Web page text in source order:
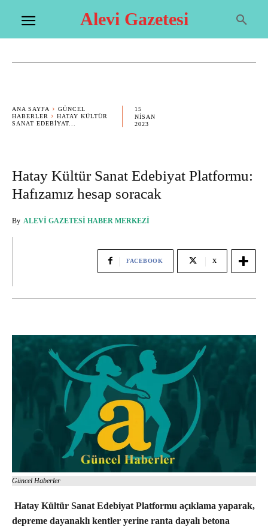
Alevi Gazetesi
ANA SAYFA
GÜNCEL
HABERLER
HATAY KÜLTÜR
SANAT EDEBIYAT...
15
NISAN
2023
Hatay Kültür Sanat Edebiyat Platformu:
Hafızamız hesap soracak
By ALEVI GAZETESI HABER MERKEZI
FACEBOOK X
Güncel Haberler
Hatay Kültür Sanat Edebiyat Platformu açıklama yaparak,
depreme dayanaklı kentler yerine ranta dayalı betona